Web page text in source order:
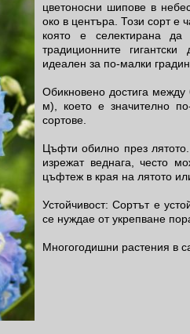
цветоносни шипове в
око в центъра. Този сорт е
която е селектирана
традиционните
идеален за по-малки
Обикновено достига
м), което е значително
сортове.
Цъфти обилно през
изрежат веднага, често
цъфтеж в края на лятото
Устойчивост: Сортът е
се нуждае от укрепване
Многогодишни растения в